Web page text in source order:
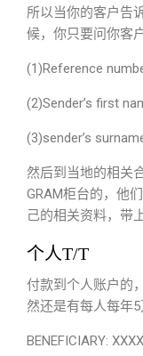
所以当你的客户告
候，你只要问你客
(1)Reference
(2)Sender’s first
(3)sender’s
然后到当地的相关
GRAM柜台的，他
己的相关资料，带
个人T/T
付款到个人账户的
然还是有每人每年5
BENEFICIARY: